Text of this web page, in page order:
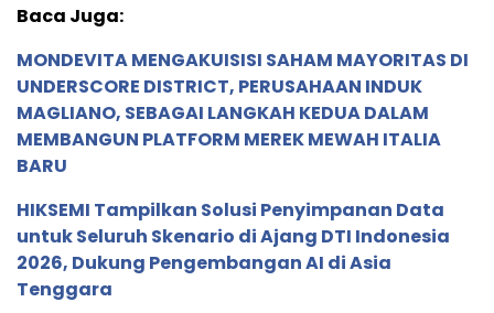
Baca Juga:
MONDEVITA MENGAKUISISI SAHAM MAYORITAS DI
UNDERSCORE DISTRICT, PERUSAHAAN INDUK
MAGLIANO, SEBAGAI LANGKAH KEDUA DALAM
MEMBANGUN PLATFORM MEREK MEWAH ITALIA
BARU
HIKSEMI Tampilkan Solusi Penyimpanan Data
untuk Seluruh Skenario di Ajang DTI Indonesia
2026, Dukung Pengembangan AI di Asia
Tenggara